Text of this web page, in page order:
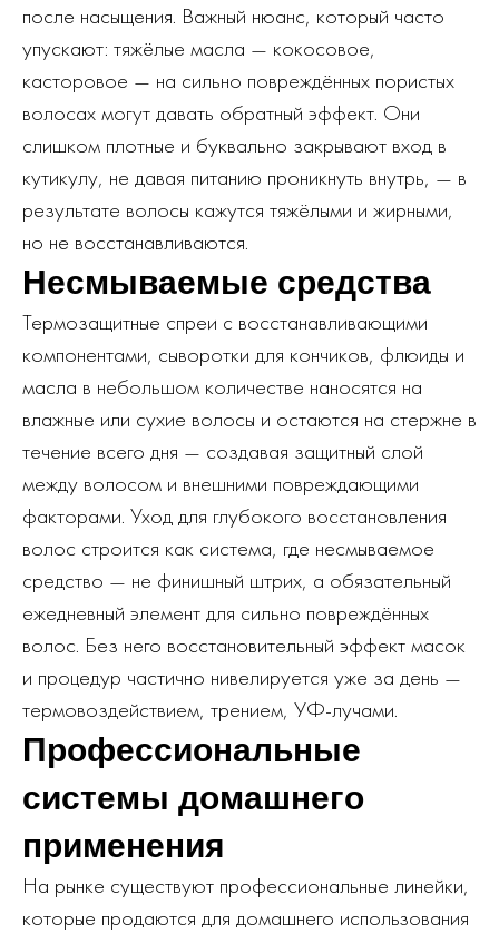
после насыщения. Важный нюанс, который часто
упускают: тяжёлые масла — кокосовое,
касторовое — на сильно повреждённых пористых
волосах могут давать обратный эффект. Они
слишком плотные и буквально закрывают вход в
кутикулу, не давая питанию проникнуть внутрь, — в
результате волосы кажутся тяжёлыми и жирными,
но не восстанавливаются.
Несмываемые средства
Термозащитные спреи с восстанавливающими
компонентами, сыворотки для кончиков, флюиды и
масла в небольшом количестве наносятся на
влажные или сухие волосы и остаются на стержне в
течение всего дня — создавая защитный слой
между волосом и внешними повреждающими
факторами. Уход для глубокого восстановления
волос строится как система, где несмываемое
средство — не финишный штрих, а обязательный
ежедневный элемент для сильно повреждённых
волос. Без него восстановительный эффект масок
и процедур частично нивелируется уже за день —
термовоздействием, трением, УФ-лучами.
Профессиональные
системы домашнего
применения
На рынке существуют профессиональные линейки,
которые продаются для домашнего использования